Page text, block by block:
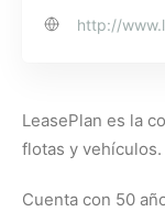
http://
LeasePlan es la
flotas y vehículos.
Cuenta con 50